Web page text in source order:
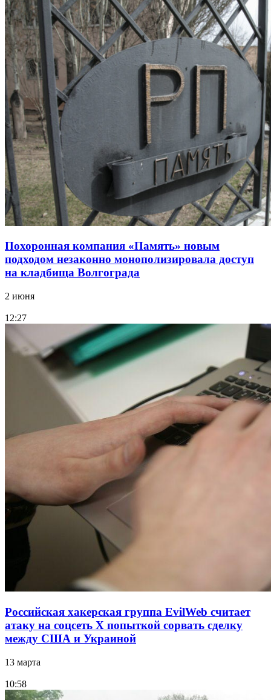
Похоронная компания «Память» новым
подходом незаконно монополизировала доступ
на кладбища Волгограда
2 июня
12:27
Российская хакерская группа EvilWeb считает
атаку на соцсеть Х попыткой сорвать сделку
между США и Украиной
13 марта
10:58